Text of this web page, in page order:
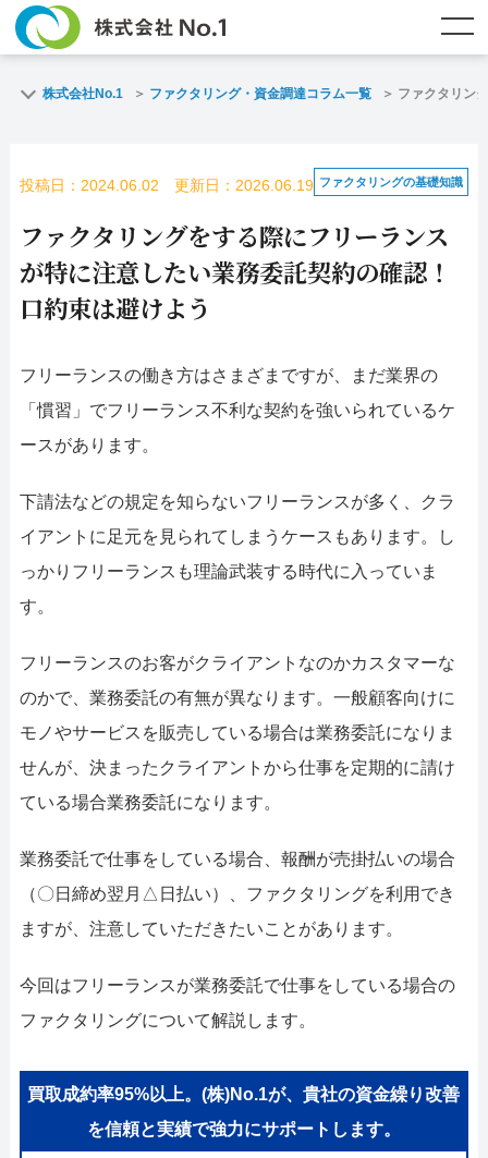
ファクタリングとは？
ファクタリング・資金調達コラム
名古屋支店HP
お電話で
お問合せ
スピード
査定依頼
メールで
お問い合わせ
名古屋支店直通
052-414-4107 092-419-2433
おすすめ記事
ファクタリングで通りやすい会社はどういう会社？
株式会社No.1 ファクタリング・資金調達コラム一覧 ファクタリン
投稿日：2024.06.02 更新日：2026.06.19 ファクタリングの基礎知識
ファクタリングをする際にフリーランス
が特に注意したい業務委託契約の確認！
口約束は避けよう
フリーランスの働き方はさまざまですが、まだ業界の
「慣習」でフリーランス不利な契約を強いられているケ
ースがあります。
下請法などの規定を知らないフリーランスが多く、クラ
イアントに足元を見られてしまうケースもあります。し
っかりフリーランスも理論武装する時代に入っていま
す。
フリーランスのお客がクライアントなのかカスタマーな
のかで、業務委託の有無が異なります。一般顧客向けに
モノやサービスを販売している場合は業務委託になりま
せんが、決まったクライアントから仕事を定期的に請け
ている場合業務委託になります。
業務委託で仕事をしている場合、報酬が売掛払いの場合
（〇日締め翌月△日払い）、ファクタリングを利用でき
ますが、注意していただきたいことがあります。
今回はフリーランスが業務委託で仕事をしている場合の
ファクタリングについて解説します。
買取成約率95%以上。(株)No.1が、貴社の資金繰り改善
を信頼と実績で強力にサポートします。